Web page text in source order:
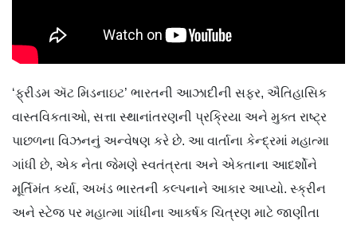
‘ફ્રીડમ ઍટ મિડનાઇટ’ ભારતની આઝાદીની સફર, ઐતિહાસિક
વાસ્તવિકતાઓ, સત્તા સ્થાનાંતરણની પ્રક્રિયા અને મુક્ત રાષ્ટ્ર
પાછળના વિઝનનું અન્વેષણ કરે છે. આ વાર્તાના કેન્દ્રમાં મહાત્મા
ગાંધી છે, એક નેતા જેમણે સ્વતંત્રતા અને એકતાના આદર્શોને
મૂર્તિમંત કર્યા, અખંડ ભારતની કલ્પનાને આકાર આપ્યો. સ્ક્રીન
અને સ્ટેજ પર મહાત્મા ગાંધીના આકર્ષક ચિત્રણ માટે જાણીતા